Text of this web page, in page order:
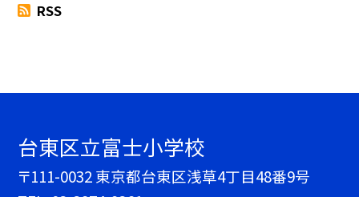
RSS
台東区立富士小学校
〒111-0032 東京都台東区浅草4丁目48番9号